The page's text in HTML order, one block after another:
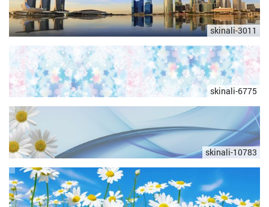
skinali-3011
skinali-6775
skinali-10783